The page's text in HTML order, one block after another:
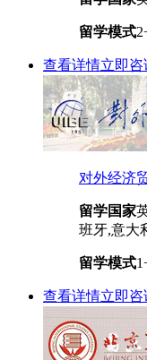
留学模式
查看详情立即咨
对外经济
留学国家
班牙,意大
留学模式
查看详情立即咨